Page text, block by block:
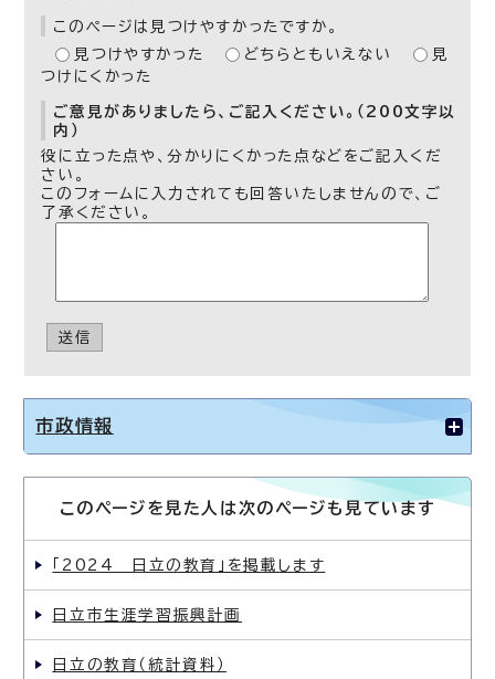
このページは見つけやすかったですか。
見つけやすかった
どちらともいえない
見
つけにくかった
ご意見がありましたら、ご記入ください。（200文字以
内）
役に立った点や、分かりにくかった点などをご記入くだ
さい。
このフォームに入力されても回答いたしませんので、ご
了承ください。
送信
市政情報
このページを見た人は次のページも見ています
「2024 日立の教育」を掲載します
日立市生涯学習振興計画
日立の教育（統計資料）